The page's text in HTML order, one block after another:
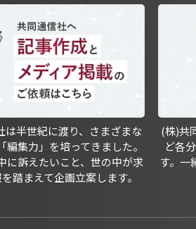
は半世紀に渡り、さまざまな
編集力」を培ってきました。
に訴えたいこと、世の中が求
踏まえて企画立案します。
(株)共
ど各
す。一